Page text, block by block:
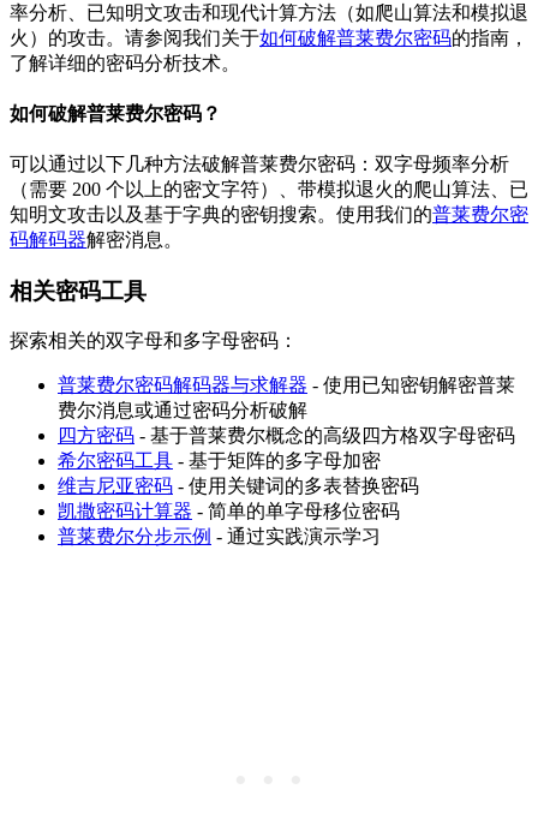
率分析、已知明文攻击和现代计算方法（如爬山算法和模拟退
火）的攻击。请参阅我们关于如何破解普莱费尔密码的指南，
了解详细的密码分析技术。
如何破解普莱费尔密码？
可以通过以下几种方法破解普莱费尔密码：双字母频率分析
（需要 200 个以上的密文字符）、带模拟退火的爬山算法、已
知明文攻击以及基于字典的密钥搜索。使用我们的普莱费尔密
码解码器解密消息。
相关密码工具
探索相关的双字母和多字母密码：
普莱费尔密码解码器与求解器 - 使用已知密钥解密普莱
费尔消息或通过密码分析破解
四方密码 - 基于普莱费尔概念的高级四方格双字母密码
希尔密码工具 - 基于矩阵的多字母加密
维吉尼亚密码 - 使用关键词的多表替换密码
凯撒密码计算器 - 简单的单字母移位密码
普莱费尔分步示例 - 通过实践演示学习